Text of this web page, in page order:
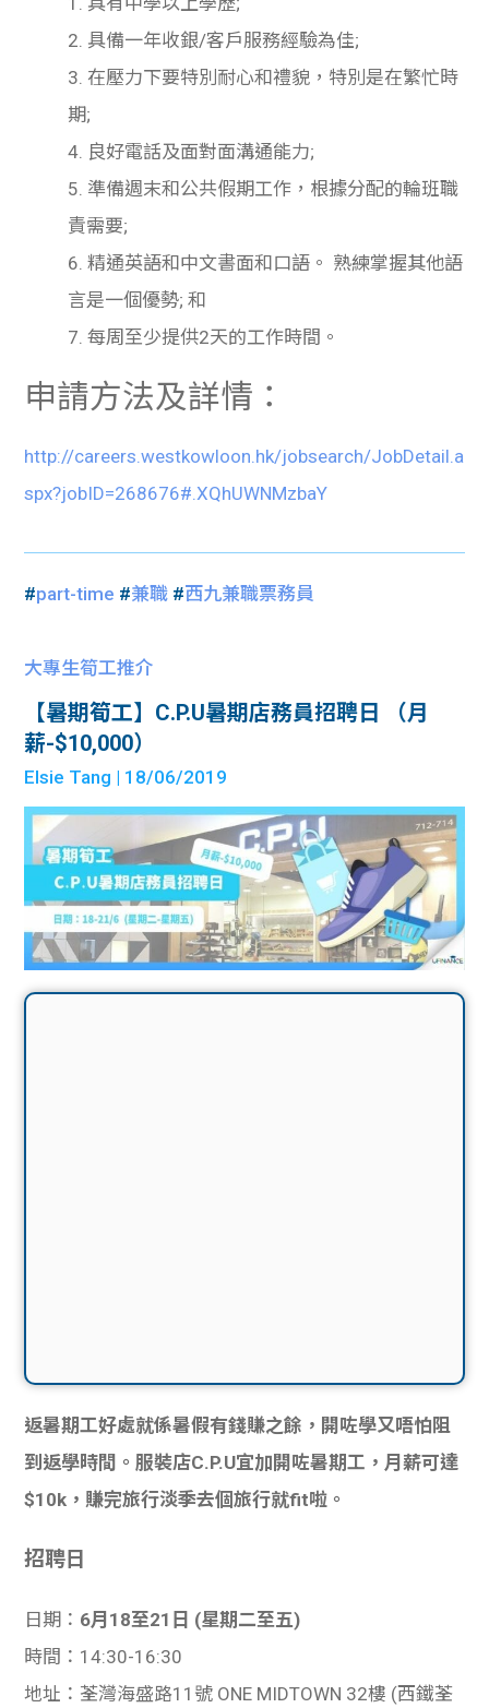
2. 具備一年收銀/客戶服務經驗為佳;
3. 在壓力下要特別耐心和禮貌，特別是在繁忙時
期;
4. 良好電話及面對面溝通能力;
5. 準備週末和公共假期工作，根據分配的輪班職
責需要;
6. 精通英語和中文書面和口語。 熟練掌握其他語
言是一個優勢;和
7. 每周至少提供2天的工作時間。
申請方法及詳情：
http://careers.westkowloon.hk/jobsearch/JobDetail.a
spx?jobID=268676#.XQhUWNMzbaY
#part-time #兼職 #西九兼職票務員
大專生筍工推介
【暑期筍工】C.P.U暑期店務員招聘日 （月
薪-$10,000）
Elsie Tang | 18/06/2019
返暑期工好處就係暑假有錢賺之餘，開 咗學又唔怕阻
到返學時間。服裝店C.P.U宜加開 咗暑期工，月薪可達
$10k，賺完旅行淡季去個旅行就fit啦。
招聘日
日期： 6月18至21日 (星期二至五)
時間：14:30-16:30
地址：荃灣海盛路11號 ONE MIDTOWN 32樓 (西鐵荃